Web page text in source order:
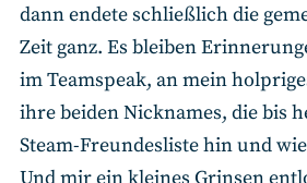
dann endete schließlich die
Zeit ganz. Es bleiben
im Teamspeak, an mein
ihre beiden Nicknames, die bis
Steam-Freundesliste hin und
Und mir ein kleines Grinsen